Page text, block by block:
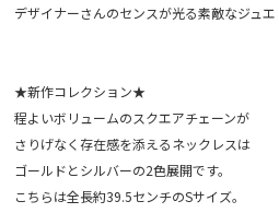
デザイナーさんのセンスが光る素敵なジュエ
★新作コレクション★
程よいボリュームのスクエアチェーンが
さりげなく存在感を添えるネックレスは
ゴールドとシルバーの2色展開です。
こちらは全長約39.5センチのSサイズ。